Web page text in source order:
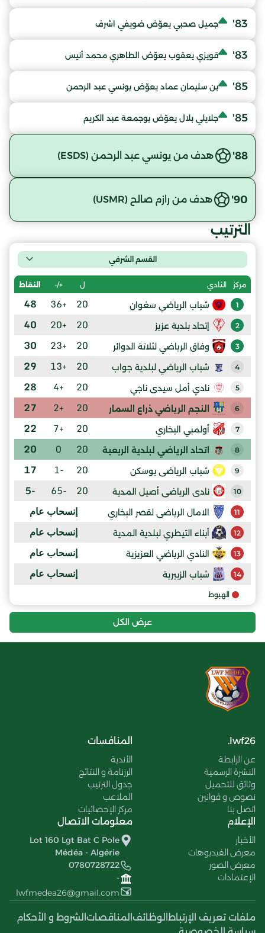
83' جميل صحبي يعوّض ضويفي اشرف
83' قويزي يعقوب يعوّض الطاهري محمد أنيس
85' بن سليمان عماد يعوّض يونسي عبد الرحمن
85' جلايلي بلال يعوّض بوجمعة عبد الكريم
88' هدف من يونسي عبد الرحمن (ESDS)
90' هدف من رازم صالح (USMR)
الترتيب
القسم الشرفي
مركز النادي ل +/- النقاط
1 شباب الرياضي سغوان 20
+36
48
2 إتحاد بلدية عزيز 20
+20
40
3 وفاق الرياضي لثلاتة الدوائر 20
+23
30
4 شباب الرياضي لبلدية جواب 20
+13
29
5 نادي أمل سيدى ناجي 20
+4
28
6 النجم الرياضي ذراع السمار 20
+2
27
7 أولمبي البخاري 20
+7
22
8 اتحاد الرياضي لبلدية الربعية 20
0
20
9 شباب الرياضى بوسكن 20
-1
17
10 نادى الرياضى أصيل المدية 20
-65
-5
11 الامال الرياضى لقصر البخاري إنسحاب عام
12 أبناء التيطري لبلدية المدية إنسحاب عام
13 النادي الرياضي العزيزية إنسحاب عام
14 شباب الزبيرية إنسحاب عام
الهبوط
عرض الكل
lwf26.
عن الرابطة
النشرة الرسمية
وثائق للتحميل
نصوص و قوانين
اتصل بنا
المنافسات
الأندية
الرزنامة و النتائج
جدول الترتيب
الملاعب
مركز الإحصائيات
الإعلام
الأخبار
معرض الفيديوهات
معرض الصور
الإعتمادات
معلومات الاتصال
Lot 160 Lgt Bat C Pole
Médéa - Algérie
0780728722
-
lwfmedea26@gmail.com
ملفات تعريف الإرتباط الوظائف المناقصات الشروط و الأحكام